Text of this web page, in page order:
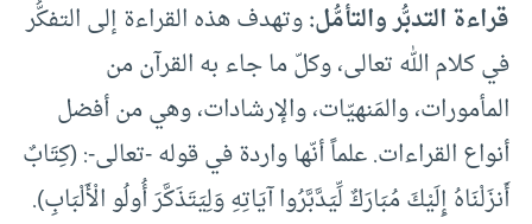
قراءة التدبُّر والتأمُّل:وتهدف هذه القراءة إلى التفكُّر
في كلام الله تعالى، وكلّ ما جاء به القرآن من
المأمورات، والمَنهيّات، والإرشادات، وهي من أفضل
أنواع القراءات. علماً أنّها واردة في قوله -تعالى-: (كِتَابٌ
أَنزَلْنَاهُ إِلَيْكَ مُبَارَكٌ لِّيَدَّبَّرُوا آيَاتِهِ وَلِيَتَذَكَّرَ أُولُو الْأَلْبَابِ).